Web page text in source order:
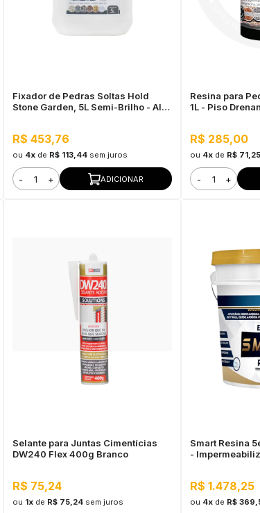
Fixador de Pedras Soltas Hold
Stone Garden, 5L Semi-Brilho - Alta
R$ 453,76
ou 4xde R$ 113,44 sem juros
- + ADICIONAR
Resina para
1L - Piso
R$ 285,00
ou 4x de R$ 71,25
- +
Selante para Juntas Cimentícias
DW240 Flex 400g Branco
R$ 75,24
ou 1xde R$ 75,24 sem juros
Smart Resina
-
R$ 1.478,25
ou 4x de R$